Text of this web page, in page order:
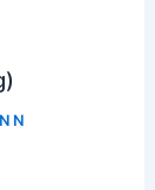
N